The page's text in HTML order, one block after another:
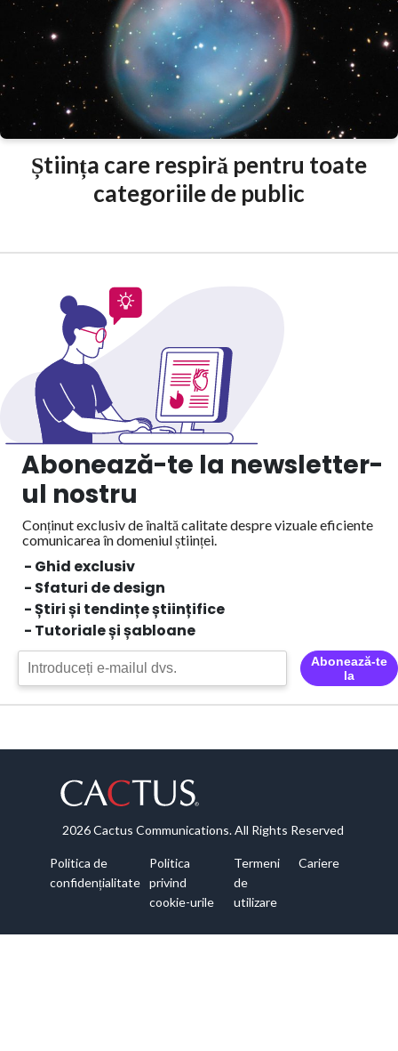
Știința care respiră pentru toate
categoriile de public
Abonează-te la newsletter-
ul nostru
Conținut exclusiv de înaltă calitate despre vizuale eficiente
comunicarea în domeniul științei.
- Ghid exclusiv
- Sfaturi de design
- Știri și tendințe științifice
- Tutoriale și șabloane
Abonează-te
la
2026 Cactus Communications. All Rights Reserved
Politica de
confidențialitate
Politica
privind
cookie-urile
Termeni
de
utilizare
Cariere